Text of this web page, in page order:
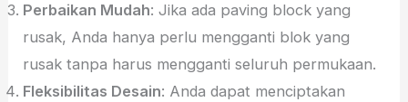
Perbaikan Mudah: Jika ada paving block yang
rusak, Anda hanya perlu mengganti blok yang
rusak tanpa harus mengganti seluruh permukaan.
Fleksibilitas Desain: Anda dapat menciptakan